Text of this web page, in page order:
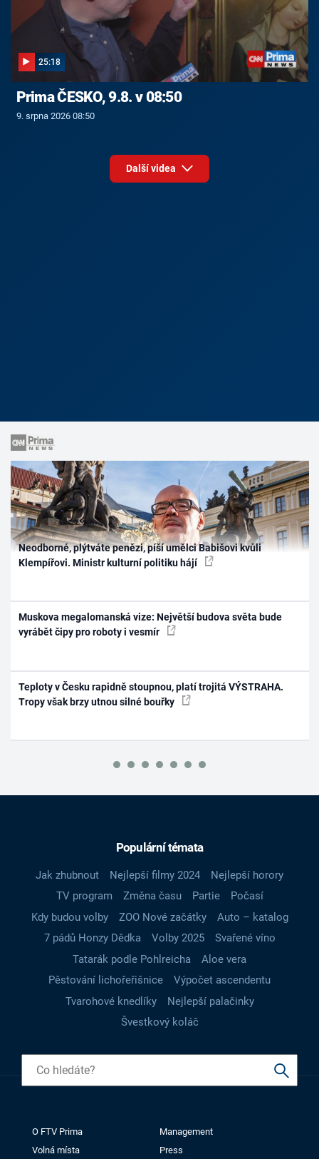
25:18
Prima ČESKO, 9.8. v 08:50
9. srpna 2026 08:50
Další videa
Neodborné, plýtváte penězi, píší umělci Babišovi kvůli
Klempířovi. Ministr kulturní politiku hájí
Muskova megalomanská vize: Největší budova světa bude
vyrábět čipy pro roboty i vesmír
Teploty v Česku rapidně stoupnou, platí trojitá VÝSTRAHA.
Tropy však brzy utnou silné bouřky
Populární témata
Jak zhubnout Nejlepší filmy 2024
Nejlepší horory
TV program
Změna času Partie
Počasí
Kdy budou volby
ZOO Nové začátky
Auto – katalog
7 pádů Honzy Dědka
Volby 2025
Svařené víno
Tatarák podle Pohlreicha
Aloe vera
Pěstování lichořeřišnice
Výpočet ascendentu
Tvarohové knedlíky
Nejlepší palačinky
Švestkový koláč
O FTV Prima
Management
Volná místa
Press